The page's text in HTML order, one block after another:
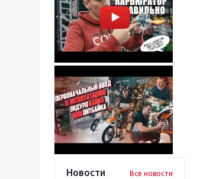
Новости Все новости